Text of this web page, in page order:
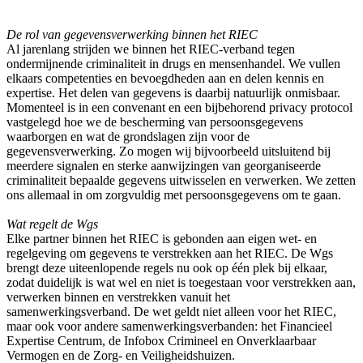
De rol van gegevensverwerking binnen het RIEC
Al jarenlang strijden we binnen het RIEC-verband tegen
ondermijnende criminaliteit in drugs en mensenhandel. We vullen
elkaars competenties en bevoegdheden aan en delen kennis en
expertise. Het delen van gegevens is daarbij natuurlijk onmisbaar.
Momenteel is in een convenant en een bijbehorend privacy protocol
vastgelegd hoe we de bescherming van persoonsgegevens
waarborgen en wat de grondslagen zijn voor de
gegevensverwerking. Zo mogen wij bijvoorbeeld uitsluitend bij
meerdere signalen en sterke aanwijzingen van georganiseerde
criminaliteit bepaalde gegevens uitwisselen en verwerken. We zetten
ons allemaal in om zorgvuldig met persoonsgegevens om te gaan.
Wat regelt de Wgs
Elke partner binnen het RIEC is gebonden aan eigen wet- en
regelgeving om gegevens te verstrekken aan het RIEC. De Wgs
brengt deze uiteenlopende regels nu ook op één plek bij elkaar,
zodat duidelijk is wat wel en niet is toegestaan voor verstrekken aan,
verwerken binnen en verstrekken vanuit het
samenwerkingsverband. De wet geldt niet alleen voor het RIEC,
maar ook voor andere samenwerkingsverbanden: het Financieel
Expertise Centrum, de Infobox Crimineel en Onverklaarbaar
Vermogen en de Zorg- en Veiligheidshuizen.